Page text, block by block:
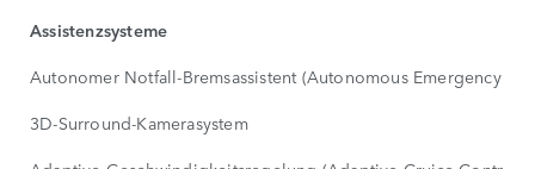
Assistenzsysteme
Autonomer Notfall-Bremsassistent (Autonomous Emergency
3D-Surround-Kamerasystem